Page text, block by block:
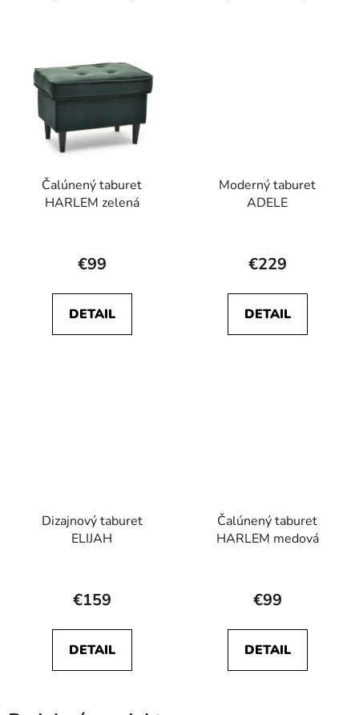
Čalúnený taburet
HARLEM zelená
€99
DETAIL
Moderný taburet
ADELE
€229
DETAIL
Dizajnový taburet
ELIJAH
€159
DETAIL
Čalúnený taburet
HARLEM medová
€99
DETAIL